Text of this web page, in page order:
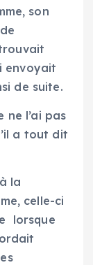
son
envoyait
de suite.
ne l’ai pas
a tout dit
la
celle-ci
lorsque